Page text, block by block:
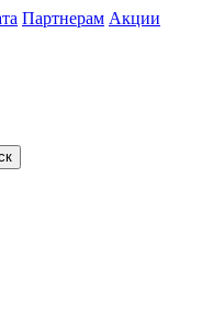
Партнерам Акции